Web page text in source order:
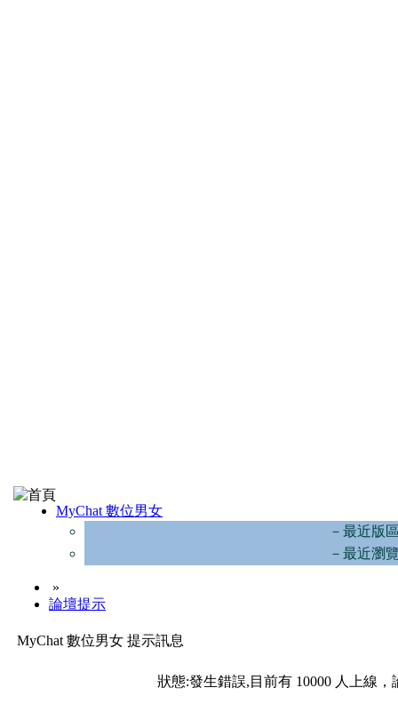
MyChat 數位男女
－最近版
－最近瀏
»
論壇提示
MyChat 數位男女 提示訊息
狀態:發生錯誤,目前有 10000 人上線